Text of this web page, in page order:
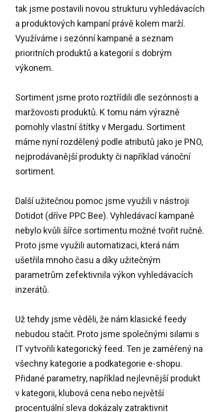
tak jsme postavili novou strukturu vyhledávacích
a produktových kampaní právě kolem marží.
Využíváme i sezónní kampaně a seznam
prioritních produktů a kategorií s dobrým
výkonem.
Sortiment jsme proto roztřídili dle sezónnosti a
maržovosti produktů. K tomu nám výrazně
pomohly vlastní štítky v Mergadu. Sortiment
máme nyní rozdělený podle atributů jako je PNO,
nejprodávanější produkty či například vánoční
sortiment.
Další užitečnou pomoc jsme využili v nástroji
Dotidot (dříve PPC Bee). Vyhledávací kampaně
nebylo kvůli šířce sortimentu možné tvořit ručně.
Proto jsme využili automatizaci, která nám
ušetřila mnoho času a díky užitečným
parametrům zefektivnila výkon vyhledávacích
inzerátů.
Už tehdy jsme věděli, že nám klasické feedy
nebudou stačit. Proto jsme společnými silami s
IT vytvořili kategorický feed. Ten je zaměřený na
všechny kategorie a podkategorie e-shopu.
Přidané parametry, například nejlevnější produkt
v kategorii, klubová cena nebo největší
procentuální sleva dokázaly zatraktivnit